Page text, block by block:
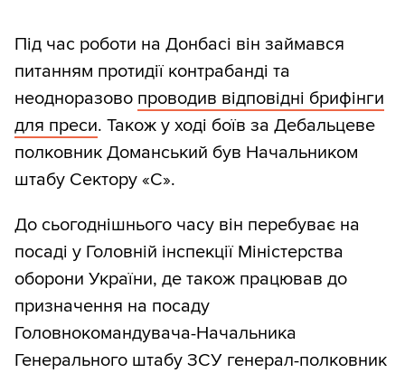
Під час роботи на Донбасі він займався
питанням протидії контрабанді та
неодноразово проводив відповідні брифінги
для преси. Також у ході боїв за Дебальцеве
полковник Доманський був Начальником
штабу Сектору «С».
До сьогоднішнього часу він перебуває на
посаді у Головній інспекції Міністерства
оборони України, де також працював до
призначення на посаду
Головнокомандувача-Начальника
Генерального штабу ЗСУ генерал-полковник